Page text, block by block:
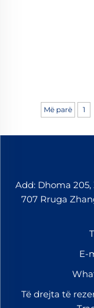
Më parë 1
Add: Dhoma
707 Rruga
E-
Të drejta të